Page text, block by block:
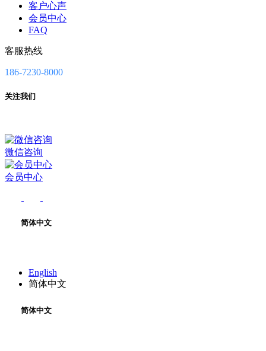
客户心声
会员中心
FAQ
客服热线
186-7230-8000
关注我们
微信咨询
会员中心
简体中文
English
简体中文
简体中文